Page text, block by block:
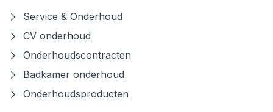
Service & Onderhoud
CV onderhoud
Onderhoudscontracten
Badkamer onderhoud
Onderhoudsproducten